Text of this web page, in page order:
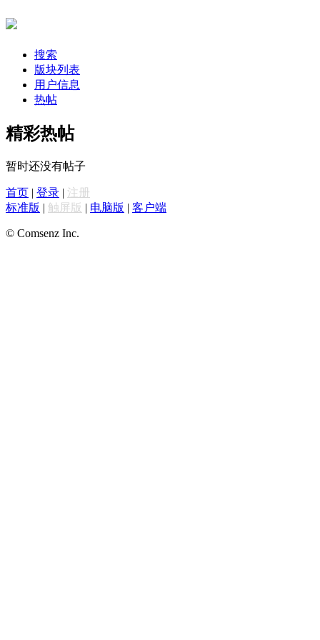
搜索
版块列表
用户信息
热帖
精彩热帖
暂时还没有帖子
首页 | 登录 | 注册
标准版 | 触屏版 | 电脑版 | 客户端
© Comsenz Inc.